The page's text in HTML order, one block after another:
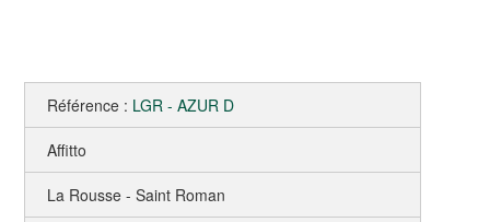
Référence : LGR - AZUR D
Affitto
La Rousse - Saint Roman